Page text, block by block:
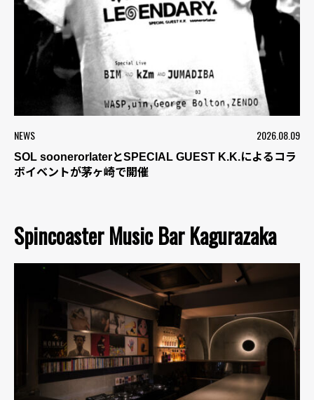
NEWS 2026.08.09
SOL soonerorlaterとSPECIAL GUEST K.K.によるコラ
ボイベントが茅ヶ崎で開催
Spincoaster Music Bar Kagurazaka